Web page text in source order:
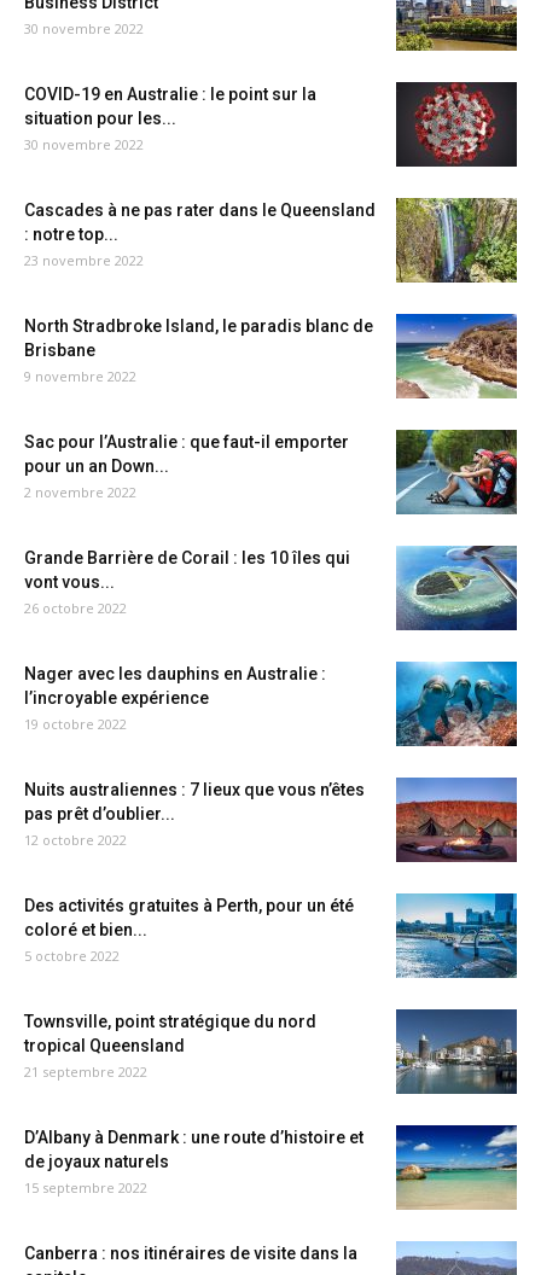
30 novembre 2022
COVID-19 en Australie : le point sur la
situation pour les...
30 novembre 2022
Cascades à ne pas rater dans le Queensland
: notre top...
23 novembre 2022
North Stradbroke Island, le paradis blanc de
Brisbane
9 novembre 2022
Sac pour l’Australie : que faut-il emporter
pour un an Down...
2 novembre 2022
Grande Barrière de Corail : les 10 îles qui
vont vous...
26 octobre 2022
Nager avec les dauphins en Australie :
l’incroyable expérience
19 octobre 2022
Nuits australiennes : 7 lieux que vous n’êtes
pas prêt d’oublier...
12 octobre 2022
Des activités gratuites à Perth, pour un été
coloré et bien...
5 octobre 2022
Townsville, point stratégique du nord
tropical Queensland
21 septembre 2022
D’Albany à Denmark : une route d’histoire et
de joyaux naturels
15 septembre 2022
Canberra : nos itinéraires de visite dans la